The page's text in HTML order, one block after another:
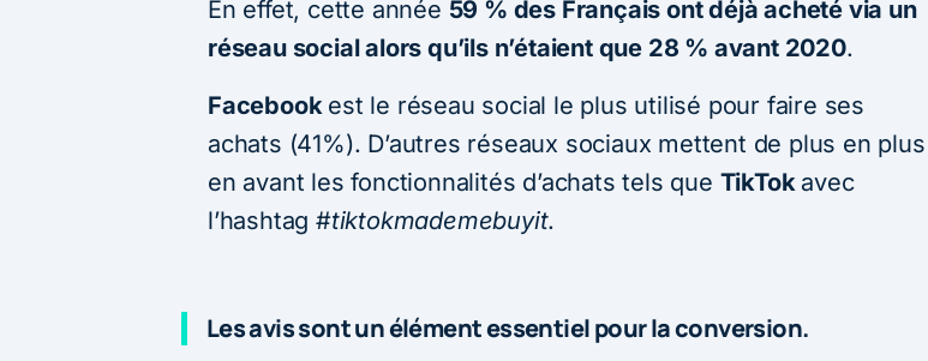
En effet, cette année 59 % des Français ont déjà acheté via un
réseau social alors qu’ils n’étaient que 28 % avant 2020.
Facebook est le réseau social le plus utilisé pour faire ses
achats (41%). D’autres réseaux sociaux mettent de plus en plus
en avant les fonctionnalités d’achats tels que TikTok avec
l’hashtag #tiktokmademebuyit.
Les avis sont un élément essentiel pour la conversion.